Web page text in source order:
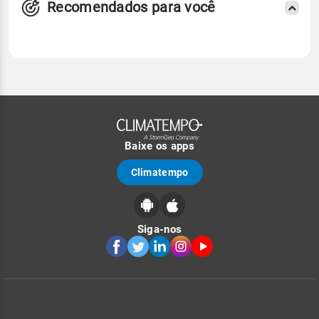
Recomendados para você
Baixe os apps
Climatempo
Siga-nos